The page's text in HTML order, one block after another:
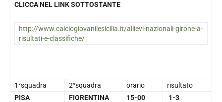
CLICCA NEL LINK SOTTOSTANTE
http://www.calciogiovanilesicilia.it/allievi-nazionali-girone-a-
risultati-e-classifiche/
1°squadra 2°squadra orario
risultato
PISA
FIORENTINA 15-00
1-3